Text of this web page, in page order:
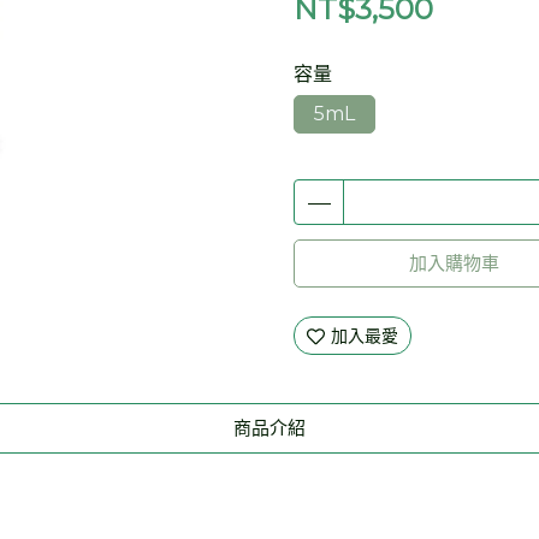
NT$3,500
容量
5mL
加入購物車
加入最愛
商品介紹